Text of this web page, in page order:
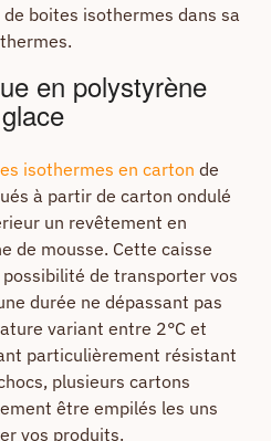
boites isothermes dans sa
en polystyrène
isothermes en carton de
à partir de carton ondulé
un revêtement en
de mousse. Cette caisse
de transporter vos
durée ne dépassant pas
variant entre 2°C et
particulièrement résistant
plusieurs cartons
être empilés les uns
vos produits.